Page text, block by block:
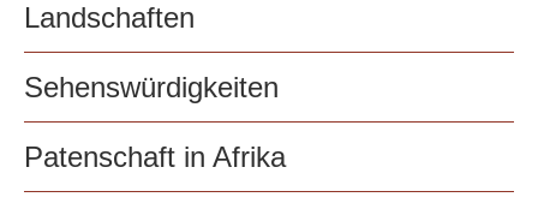
Landschaften
Sehenswürdigkeiten
Patenschaft in Afrika